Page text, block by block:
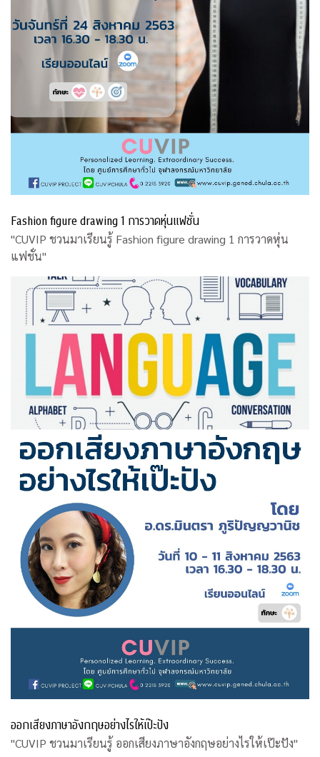
Fashion figure drawing 1 การวาดหุ่นแฟชั่น
"CUVIP ชวนมาเรียนรู้ Fashion figure drawing 1 การวาดหุ่น
แฟชั่น"
ออกเสียงภาษาอังกฤษอย่างไรให้เป๊ะปัง
"CUVIP ชวนมาเรียนรู้ ออกเสียงภาษาอังกฤษอย่างไรให้เป๊ะปัง"